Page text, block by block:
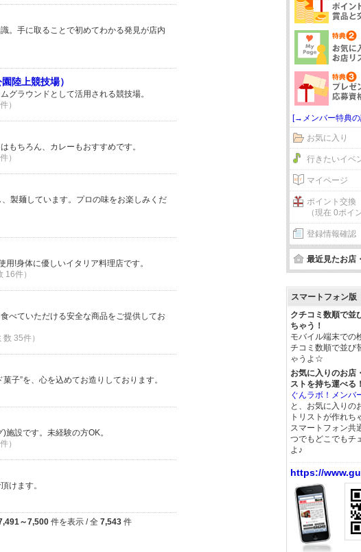
。手に取ることで初めてわかる発見が店内
陸上競技場）
グラウンドとして活用される競技場。
）
もちろん、カレーもおすすめです。
）
製麺しています。プロの味をお楽しみくだ
!身体に優しいイタリア料理店です。
16件）
べていただける安全な商品をご提供してお
35件）
子”を、心を込めてお造りしております。
設です。未経験の方OK。
）
けます。
～7,500 件を表示 / 全 7,543 件
[→メンバー特典
お気に入り
行きたいイベ
マイページ
ポイント交換
（現在 0ポイ
登録情報確認
最近見たお店
スマートフォン版
クチコミ数順で並
ちゃう！
モバイル端末での
チコミ数順で並び
ゃうよ☆
お気に入りのお店
ストを持ち運べる！
ぐんラボ！メンバ
と、お気に入りの
トリストが作れち
スマートフォン共
つでもどこでもチ
よ♪
https://